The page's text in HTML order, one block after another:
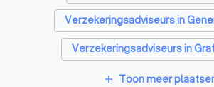
Personal trainers in 's-
Diëtisten in 's-
Verzekeringsadviseurs in
Verzekeringsadviseurs in
Verzekeringsadviseurs in
add Toon meer